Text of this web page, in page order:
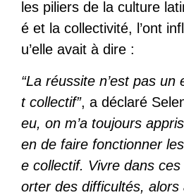
les piliers de la culture
é et la collectivité, l’ont
u’elle avait à dire :
“La réussite n’est pas un
t collectif”, a déclaré
eu, on m’a toujours
en de faire fonctionner
e collectif. Vivre dans
orter des difficultés,